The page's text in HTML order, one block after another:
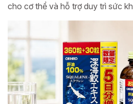
cho cơ thể và hỗ trợ duy trì sức